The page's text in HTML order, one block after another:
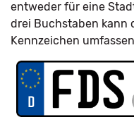
entweder für eine
drei Buchstaben kann
Kennzeichen